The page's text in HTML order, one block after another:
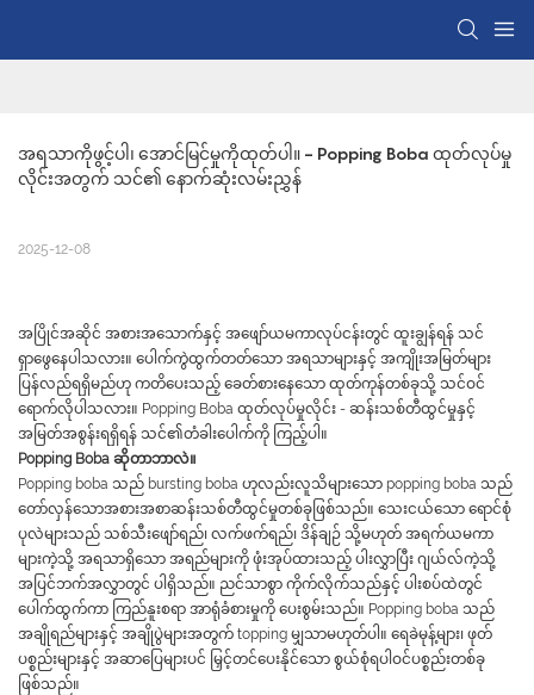
အရသာကိုဖွင့်ပါ၊ အောင်မြင်မှုကိုထုတ်ပါ။ - Popping Boba ထုတ်လုပ်မှု
လိုင်းအတွက် သင်၏ နောက်ဆုံးလမ်းညွှန်
2025-12-08
အပြိုင်အဆိုင် အစားအသောက်နှင့် အဖျော်ယမကာလုပ်ငန်းတွင် ထူးချွန်ရန် သင်
ရှာဖွေနေပါသလား။ ပေါက်ကွဲထွက်တတ်သော အရသာများနှင့် အကျိုးအမြတ်များ
ပြန်လည်ရရှိမည်ဟု ကတိပေးသည့် ခေတ်စားနေသော ထုတ်ကုန်တစ်ခုသို့ သင်ဝင်
ရောက်လိုပါသလား။ Popping Boba ထုတ်လုပ်မှုလိုင်း - ဆန်းသစ်တီထွင်မှုနှင့်
အမြတ်အစွန်းရရှိရန် သင်၏တံခါးပေါက်ကို ကြည့်ပါ။
Popping Boba ဆိုတာဘာလဲ။
Popping boba သည် bursting boba ဟုလည်းလူသိများသော popping boba သည်
တော်လှန်သောအစားအစာဆန်းသစ်တီထွင်မှုတစ်ခုဖြစ်သည်။ သေးငယ်သော ရောင်စုံ
ပုလဲများသည် သစ်သီးဖျော်ရည်၊ လက်ဖက်ရည်၊ ဒိန်ချဉ် သို့မဟုတ် အရက်ယမကာ
များကဲ့သို့ အရသာရှိသော အရည်များကို ဖုံးအုပ်ထားသည့် ပါးလွှာပြီး ဂျယ်လ်ကဲ့သို့
အပြင်ဘက်အလွှာတွင် ပါရှိသည်။ ညင်သာစွာ ကိုက်လိုက်သည်နှင့် ပါးစပ်ထဲတွင်
ပေါက်ထွက်ကာ ကြည်နူးစရာ အာရုံခံစားမှုကို ပေးစွမ်းသည်။ Popping boba သည်
အချိုရည်များနှင့် အချိုပွဲများအတွက် topping မျှသာမဟုတ်ပါ။ ရေခဲမုန့်များ၊ ဖုတ်
ပစ္စည်းများနှင့် အဆာပြေများပင် မြှင့်တင်ပေးနိုင်သော စွယ်စုံရပါဝင်ပစ္စည်းတစ်ခု
ဖြစ်သည်။